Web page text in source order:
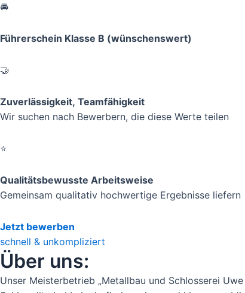
🚘
Führerschein Klasse B (wünschenswert)
🤝
Zuverlässigkeit, Teamfähigkeit
Wir suchen nach Bewerbern, die diese Werte teilen
⭐
Qualitätsbewusste Arbeitsweise
Gemeinsam qualitativ hochwertige Ergebnisse liefern
Jetzt bewerben
schnell & unkompliziert
Über uns:
Unser Meisterbetrieb „Metallbau und Schlosserei